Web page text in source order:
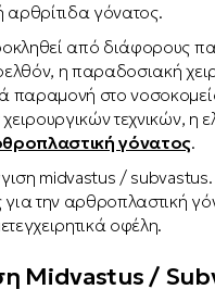
αρθρίτιδα γόνατος.
από διάφορους
η παραδοσιακή
παραμονή στο
τεχνικών, η
γόνατος.
midvastus /
για την αρθροπλαστική
οφέλη.
Midvastus /